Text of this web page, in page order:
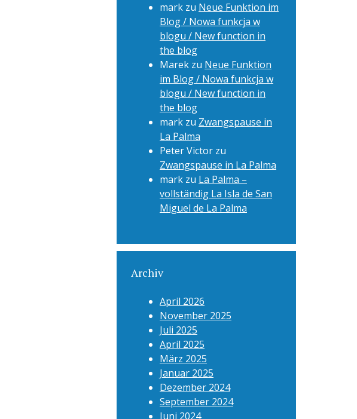
mark zu Neue Funktion im
Blog / Nowa funkcja w
blogu / New function in
the blog
Marek zu Neue Funktion
im Blog / Nowa funkcja w
blogu / New function in
the blog
mark zu Zwangspause in
La Palma
Peter Victor zu
Zwangspause in La Palma
mark zu La Palma –
vollständig La Isla de San
Miguel de La Palma
Archiv
April 2026
November 2025
Juli 2025
April 2025
März 2025
Januar 2025
Dezember 2024
September 2024
Juni 2024